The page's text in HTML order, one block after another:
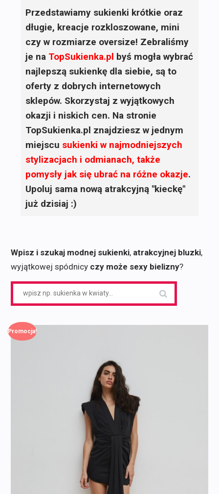
Przedstawiamy sukienki krótkie oraz
długie, kreacje rozkloszowane, mini
czy w rozmiarze oversize! Zebraliśmy
je na TopSukienka.pl byś mogła wybrać
najlepszą sukienkę dla siebie, są to
oferty z dobrych internetowych
sklepów. Skorzystaj z wyjątkowych
okazji i niskich cen. Na stronie
TopSukienka.pl znajdziesz w jednym
miejscu sukienki w najmodniejszych
stylizacjach i odmianach, także
pomysły jak się ubrać na różne okazje.
Upoluj sama nową atrakcyjną "kieckę"
już dzisiaj :)
Wpisz i szukaj modnej sukienki, atrakcyjnej bluzki,
wyjątkowej spódnicy czy może sexy bielizny?
Promocja!